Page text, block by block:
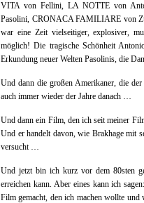
VITA von Fellini, LA NOTTE von
Pasolini, CRONACA FAMILIARE von
war eine Zeit vielseitiger, explosiver,
möglich! Die tragische Schönheit
Erkundung neuer Welten Pasolinis, die
Und dann die großen Amerikaner, die
auch immer wieder der Jahre danach …
Und dann ein Film, den ich seit meiner
Und er handelt davon, wie Brakhage mit
versucht …
Und jetzt bin ich kurz vor dem 80sten
erreichen kann. Aber eines kann ich
Film gemacht, den ich machen wollte